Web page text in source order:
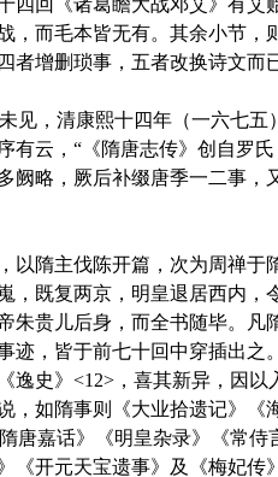
，而毛本皆无有。其余小节，
者增删琐事，五者改换诗文而
，清康熙十四年（一六七五
有云，“《隋唐志传》创自罗
阙略，厥后补缀唐季一二事，
隋主伐陈开篇，次为周禅于
，既复两京，明皇退居西内，
朱贵儿后身，而全书随毕。凡
迹，皆于前七十回中穿插出之
逸史》<12>，喜其新异，因以
，如隋事则《大业拾遗记》《
唐嘉话》《明皇杂录》《常
《开元天宝遗事》及《梅妃传